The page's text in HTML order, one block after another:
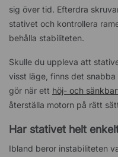
sig över tid. Efterdra
stativet och kontrollera
behålla stabiliteten.
Skulle du uppleva att
visst läge, finns det
gör när ett höj- och
återställa motorn på rätt
Har stativet helt
Ibland beror instabiliteten